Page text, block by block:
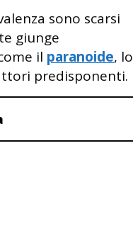
sono scarsi
giunge
il paranoide, lo
predisponenti.